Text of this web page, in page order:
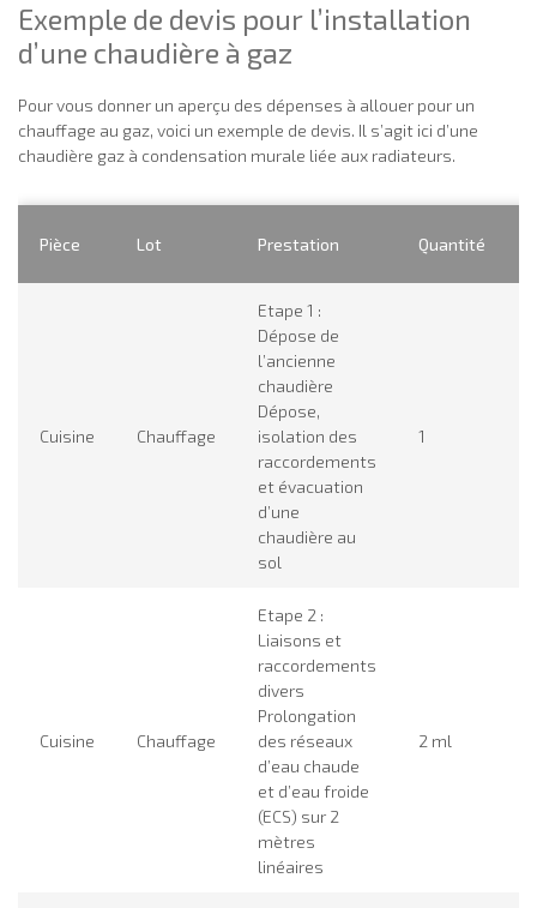
Exemple de devis pour l’installation
d’une chaudière à gaz
Pour vous donner un aperçu des dépenses à allouer pour un
chauffage au gaz, voici un exemple de devis. Il s’agit ici d’une
chaudière gaz à condensation murale liée aux radiateurs.
Pièce Lot Prestation Quantité
Cuisine Chauffage
Etape 1 :
Dépose de
l’ancienne
chaudière
Dépose,
isolation des
raccordements
et évacuation
d’une
chaudière au
sol
1
Cuisine Chauffage
Etape 2 :
Liaisons et
raccordements
divers
Prolongation
des réseaux
d’eau chaude
et d’eau froide
(ECS) sur 2
mètres
linéaires
2 ml